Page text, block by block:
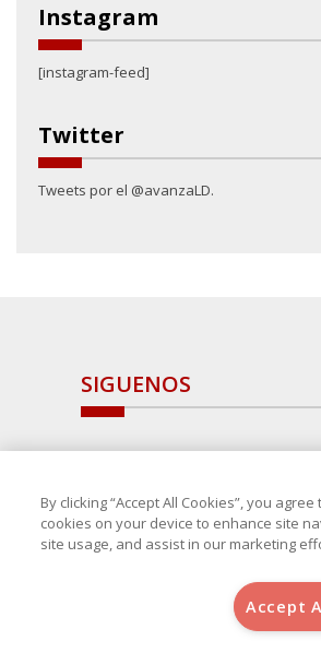
Instagram
[instagram-feed]
Twitter
Tweets por el @avanzaLD.
SIGUENOS
, S.L.U.(B-
By clicking “Accept All Cookies”, you
cookies on your device to enhance site
site usage, and assist in our marketing
Accept